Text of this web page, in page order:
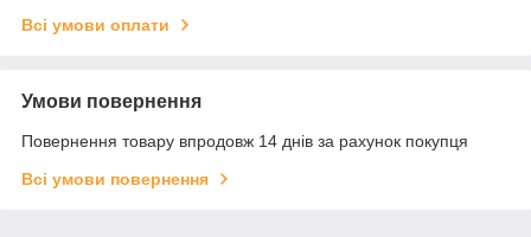
Всі умови оплати
Умови повернення
Повернення товару впродовж 14 днів за рахунок покупця
Всі умови повернення